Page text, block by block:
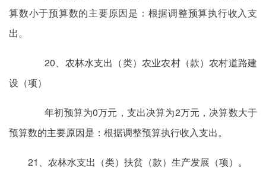
算数小于预算数的主要原因是：根据调整预算执行收入支
出。
20、农林水支出（类）农业农村（款）农村道路建
设（项）
年初预算为0万元，支出决算为2万元，决算数大于
预算数的主要原因是：根据调整预算执行收入支出。
21、农林水支出（类）扶贫（款）生产发展（项）。